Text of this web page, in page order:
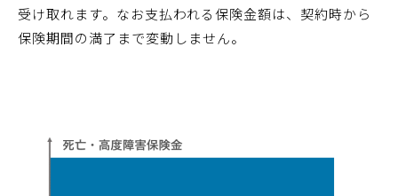
受け取れます。なお支払われる保険金額は、契約時から
保険期間の満了まで変動しません。